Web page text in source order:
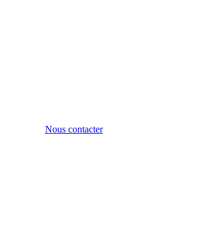
Nous contacter